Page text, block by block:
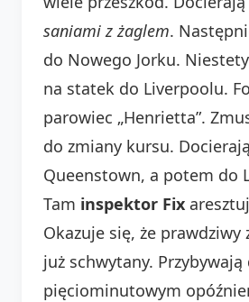
saniami z żaglem.
do Nowego Jorku.
na statek do Liverpoolu.
parowiec „Henrietta”.
do zmiany kursu.
Queenstown, a potem do
Tam inspektor Fix
Okazuje się, że prawdziwy
już schwytany.
pięciominutowym